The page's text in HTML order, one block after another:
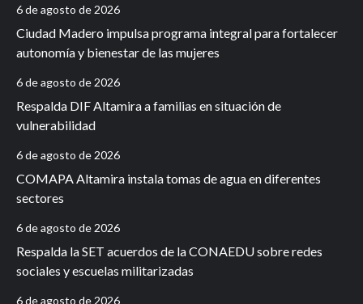
6 de agosto de 2026
Ciudad Madero impulsa programa integral para fortalecer
autonomía y bienestar de las mujeres
6 de agosto de 2026
Respalda DIF Altamira a familias en situación de
vulnerabilidad
6 de agosto de 2026
COMAPA Altamira instala tomas de agua en diferentes
sectores
6 de agosto de 2026
Respalda la SET acuerdos de la CONAEDU sobre redes
sociales y escuelas militarizadas
6 de agosto de 2026